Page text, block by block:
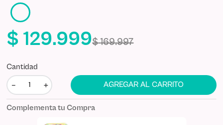
perfecto para quienes buscan un bronceo de secado rápido con
hidratación superior.
¿Qué incluye el Kit Piel Canela?
Medio u Oscuro), Mantequilla Corporal, Cepillo Aplicador
$ 129.999$ 169.997
Cantidad
＋
－ AGREGAR AL CARRITO
Complementa tu Compra